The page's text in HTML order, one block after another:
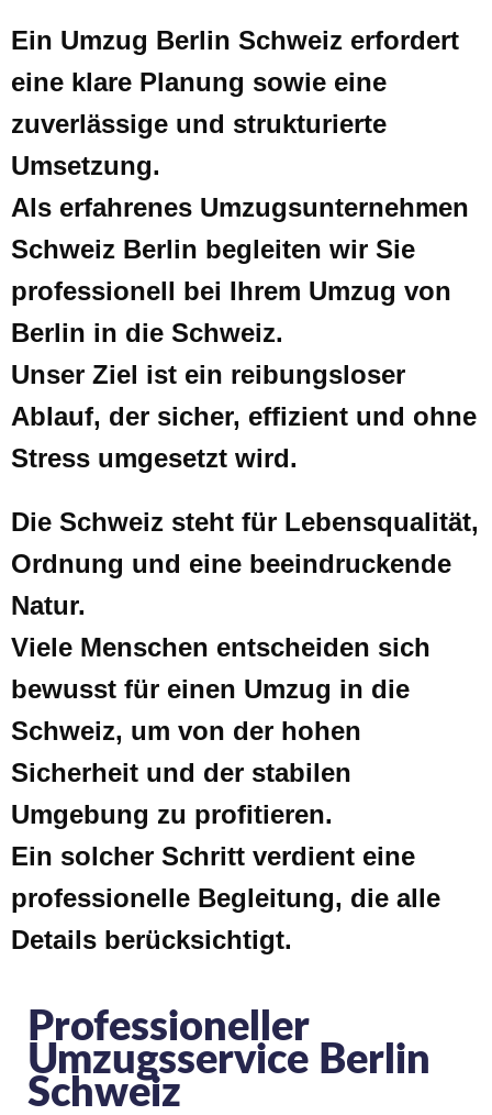
Ein Umzug Berlin Schweiz erfordert
eine klare Planung sowie eine
zuverlässige und strukturierte
Umsetzung.
Als erfahrenes Umzugsunternehmen
Schweiz Berlin begleiten wir Sie
professionell bei Ihrem Umzug von
Berlin in die Schweiz.
Unser Ziel ist ein reibungsloser
Ablauf, der sicher, effizient und ohne
Stress umgesetzt wird.
Die Schweiz steht für Lebensqualität,
Ordnung und eine beeindruckende
Natur.
Viele Menschen entscheiden sich
bewusst für einen Umzug in die
Schweiz, um von der hohen
Sicherheit und der stabilen
Umgebung zu profitieren.
Ein solcher Schritt verdient eine
professionelle Begleitung, die alle
Details berücksichtigt.
Professioneller
Umzugsservice Berlin
Schweiz